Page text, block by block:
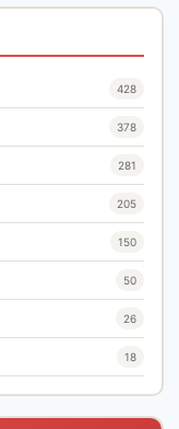
428
378
281
205
150
50
26
18